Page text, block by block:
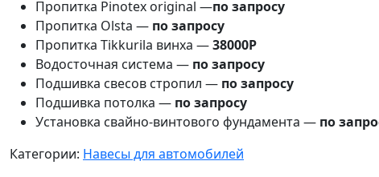
Пропитка Pinotex original —по запросу
Пропитка Olsta — по запросу
Пропитка Tikkurila винха —38000Р
Водосточная система — по запросу
Подшивка свесов стропил — по запросу
Подшивка потолка — по запросу
Установка свайно-винтового фундамента — по
Категории: Навесы для автомобилей